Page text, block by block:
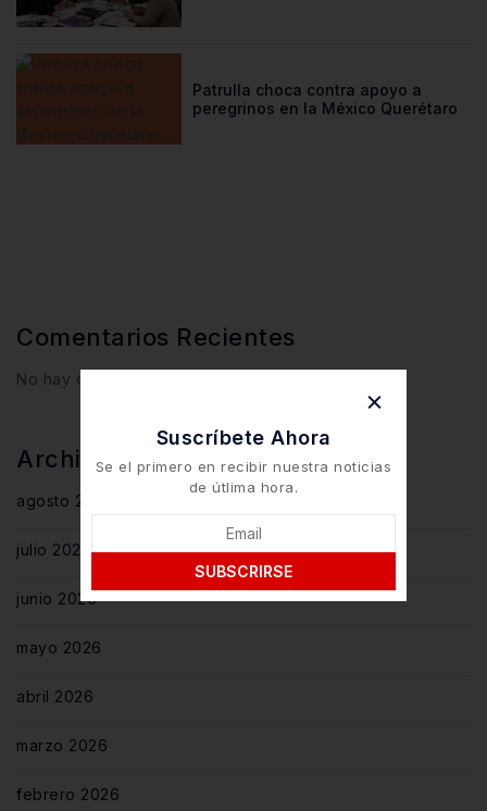
Patrulla choca contra apoyo a
peregrinos en la México Querétaro
Comentarios Recientes
No hay comentarios que mostrar.
Archivos
agosto 2026
julio 2026
junio 2026
mayo 2026
abril 2026
marzo 2026
febrero 2026
Suscríbete Ahora
Se el primero en recibir nuestra noticias
de útlima hora.
SUBSCRIRSE